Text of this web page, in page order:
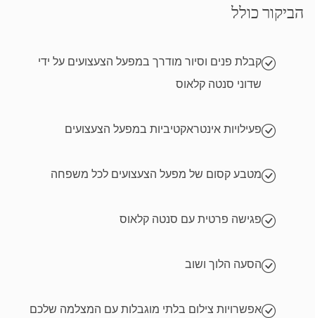
הביקור כולל
קבלת פנים וסיור מודרך במפעל הצעצועים על ידי
שדוני סנטה קלאוס
פעילויות אינטראקטיביות במפעל הצעצועים
מטבע קסום של מפעל הצעצועים לכל משפחה
פגישה פרטית עם סנטה קלאוס
הסעה הלוך ושוב
אפשרויות צילום בלתי מוגבלות עם המצלמה שלכם